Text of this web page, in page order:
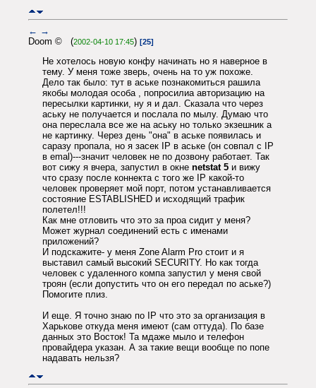
← →
Doom © (2002-04-10 17:45) [25]
Не хотелось новую конфу начинать но я наверное в
тему. У меня тоже зверь, очень на то уж похоже.
Дело так было: тут в аське познакомиться рашила
якобы молодая особа , попросилиа авторизацию на
пересылки картинки, ну я и дал. Сказала что через
аську не получается и послала по мылу. Думаю что
она переслала все же на аську но только экзешник а
не картинку. Через день "она" в аське появилась и
саразу пропала, но я засек IP в аське (он совпал с IP
в emal)---значит человек не по дозвону работает. Так
вот сижу я вчера, запустил в окне netstat 5 и вижу
что сразу после коннекта с того же IP какой-то
человек проверяет мой порт, потом устанавливается
состояние ESTABLISHED и исходящий трафик
полетел!!!
Как мне отловить что это за проа сидит у меня?
Может журнал соединений есть с именами
приложений?
И подскажите- у меня Zone Alarm Pro стоит и я
выставил самый высокий SECURITY. Но как тогда
человек с удаленного компа запустил у меня свой
троян (если допустить что он его передал по аське?)
Помогите плиз.
И еще. Я точно знаю по IP что это за организация в
Харькове откуда меня имеют (сам оттуда). По базе
данных это Восток! Та мдаже мыло и телефон
провайдера указан. А за такие вещи вообще по попе
надавать нельзя?